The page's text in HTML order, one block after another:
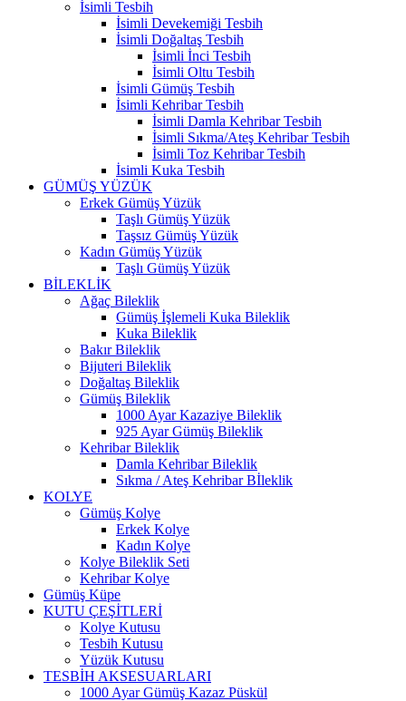
İsimli Tesbih
İsimli Devekemiği Tesbih
İsimli Doğaltaş Tesbih
İsimli İnci Tesbih
İsimli Oltu Tesbih
İsimli Gümüş Tesbih
İsimli Kehribar Tesbih
İsimli Damla Kehribar Tesbih
İsimli Sıkma/Ateş Kehribar Tesbih
İsimli Toz Kehribar Tesbih
İsimli Kuka Tesbih
GÜMÜŞ YÜZÜK
Erkek Gümüş Yüzük
Taşlı Gümüş Yüzük
Taşsız Gümüş Yüzük
Kadın Gümüş Yüzük
Taşlı Gümüş Yüzük
BİLEKLİK
Ağaç Bileklik
Gümüş İşlemeli Kuka Bileklik
Kuka Bileklik
Bakır Bileklik
Bijuteri Bileklik
Doğaltaş Bileklik
Gümüş Bileklik
1000 Ayar Kazaziye Bileklik
925 Ayar Gümüş Bileklik
Kehribar Bileklik
Damla Kehribar Bileklik
Sıkma / Ateş Kehribar Bİleklik
KOLYE
Gümüş Kolye
Erkek Kolye
Kadın Kolye
Kolye Bileklik Seti
Kehribar Kolye
Gümüş Küpe
KUTU ÇEŞİTLERİ
Kolye Kutusu
Tesbih Kutusu
Yüzük Kutusu
TESBİH AKSESUARLARI
1000 Ayar Gümüş Kazaz Püskül